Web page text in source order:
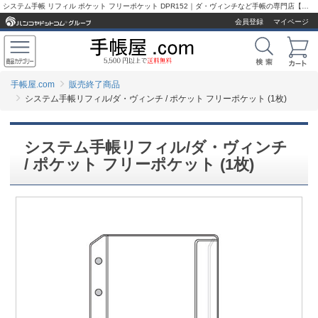
会員登録
マイページ
手帳屋.com
販売終了商品
システム手帳リフィル/ダ・ヴィンチ / ポケット フリーポケット (1枚)
システム手帳リフィル/ダ・ヴィンチ
/ ポケット フリーポケット (1枚)